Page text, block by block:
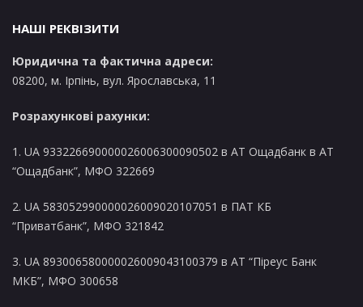
НАШІ РЕКВІЗИТИ
Юридична та фактична адреси:
08200, м. Ірпінь, вул. Ярославська, 11
Розрахункові рахунки:
1. UA 933226690000026006300090502 в AT Ощадбанк в АТ
“Ощадбанк”, МФО 322669
2. UA 583052990000026009020107051 в ПАТ КБ
“Приватбанк”, МФО 321842
3. UA 893006580000026009043100379 в АТ “Піреус Банк
МКБ”, МФО 300658